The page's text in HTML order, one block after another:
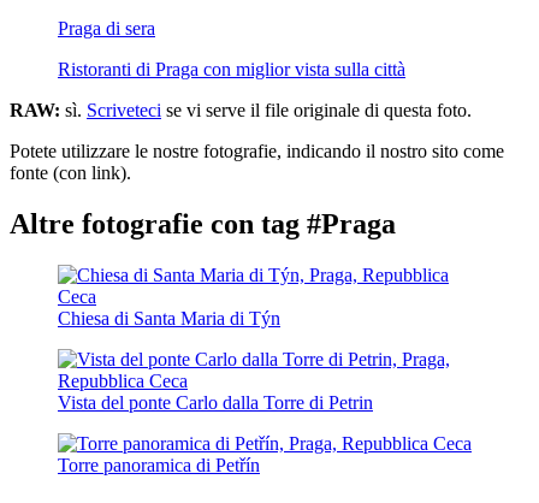
Praga di sera
Ristoranti di Praga con miglior vista sulla città
RAW: sì. Scriveteci se vi serve il file originale di questa foto.
Potete utilizzare le nostre fotografie, indicando il nostro sito come
fonte (con link).
Altre fotografie con tag #Praga
Chiesa di Santa Maria di Týn
Vista del ponte Carlo dalla Torre di Petrin
Torre panoramica di Petřín